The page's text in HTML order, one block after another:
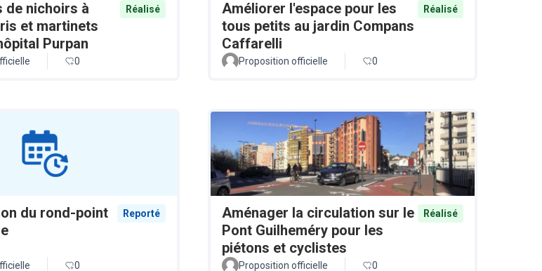
de nichoirs à
et martinets
Purpan
Réalisé
0
Améliorer l'espace pour les
tous petits au jardin Compans
Caffarelli
Réalisé
Proposition officielle 0
du rond-point
Reporté
0
Aménager la circulation sur le
Pont Guilheméry pour les
piétons et cyclistes
Réalisé
Proposition officielle 0